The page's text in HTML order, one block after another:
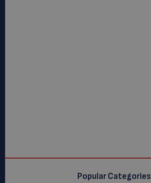
Popular Categories